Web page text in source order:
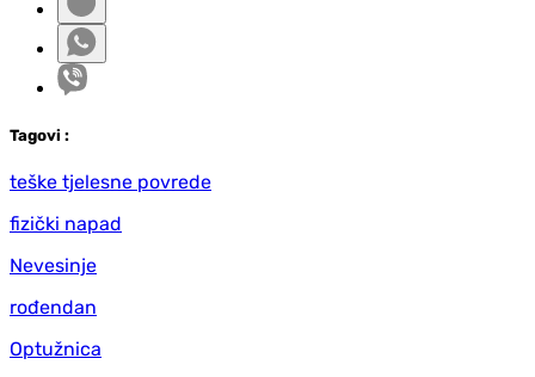
Tagovi :
teške tjelesne povrede
fizički napad
Nevesinje
rođendan
Optužnica